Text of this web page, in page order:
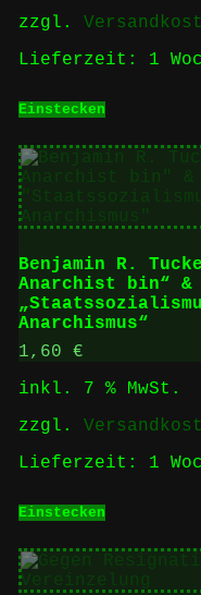
zzgl.
Lieferzeit: 1
Einstecken
Benjamin R.
Anarchist bin“ &
Anarchismus“
1,60 €
inkl. 7 % MwSt.
zzgl.
Lieferzeit: 1
Einstecken